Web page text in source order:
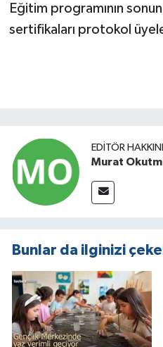
Eğitim programının
sertifikaları protokol
EDITÖR
Murat
Bunlar da ilginizi